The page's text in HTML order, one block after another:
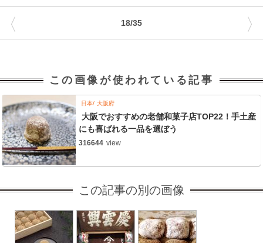
18/35
〈 〉
この画像が使われている記事
日本 大阪府
大阪でおすすめの老舗和菓子店TOP22！手土産
にも喜ばれる一品を選ぼう
316644 view
この記事の別の画像